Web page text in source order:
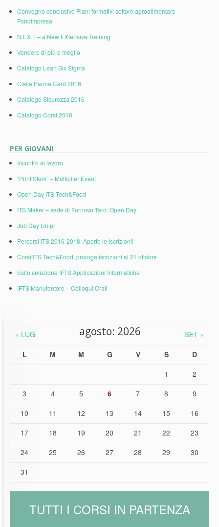
Convegno conclusivo Piani formativi settore agroalimentare
Fondimpresa
N.EX.T – a New EXtensive Training
Vendere di più e meglio
Catalogo Lean Six Sigma
Cisita Parma Card 2016
Catalogo Sicurezza 2016
Catalogo Corsi 2016
PER GIOVANI
Incontro al lavoro
“Print Stem” – Multiplier Event
Open Day ITS Tech&Food
ITS Maker – sede di Fornovo Taro: Open Day
Job Day Unipr
Percorsi ITS 2016-2018: Aperte le Iscrizioni!
Corsi ITS Tech&Food: proroga iscrizioni al 21 ottobre
Esito selezione IFTS Applicazioni Informatiche
IFTS Manutentore – Colloqui Orali
« LUG SET »
agosto: 2026
L M M G V S
D
1
2
3
4 5 6 7 8
9
10
11 12 13 14 15
16
17
18 19 20 21 22
23
24
25 26 27 28 29
30
31
TUTTI I CORSI IN PARTENZA